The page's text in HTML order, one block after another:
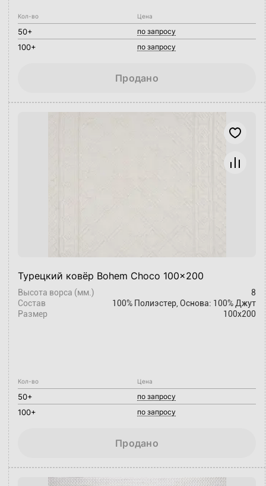
Кол-во
50+
100+
Цена
по запросу
по запросу
Продано
Турецкий ковёр Bohem Choco 100x200
Высота ворса (мм.)
8
Состав
100% Полиэстер, Основа: 100% Джут
Размер
100х200
Кол-во
50+
100+
Цена
по запросу
по запросу
Продано